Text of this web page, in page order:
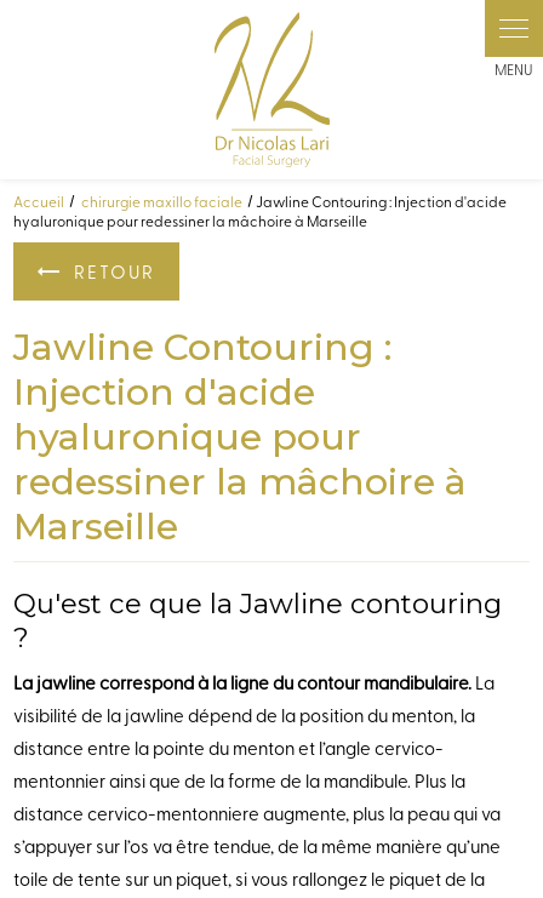
Accueil chirurgie maxillo faciale
Jawline Contouring : Injection d'acide
hyaluronique pour redessiner la mâchoire à Marseille
RETOUR
Jawline Contouring :
Injection d'acide
hyaluronique pour
redessiner la mâchoire à
Marseille
Qu'est ce que la Jawline contouring
?
La jawline correspond à la ligne du contour mandibulaire. La
visibilité de la jawline dépend de la position du menton, la
distance entre la pointe du menton et l’angle cervico-
mentonnier ainsi que de la forme de la mandibule. Plus la
distance cervico-mentonniere augmente, plus la peau qui va
s’appuyer sur l’os va être tendue, de la même manière qu’une
toile de tente sur un piquet, si vous rallongez le piquet de la
Panneau de gestion des cookies